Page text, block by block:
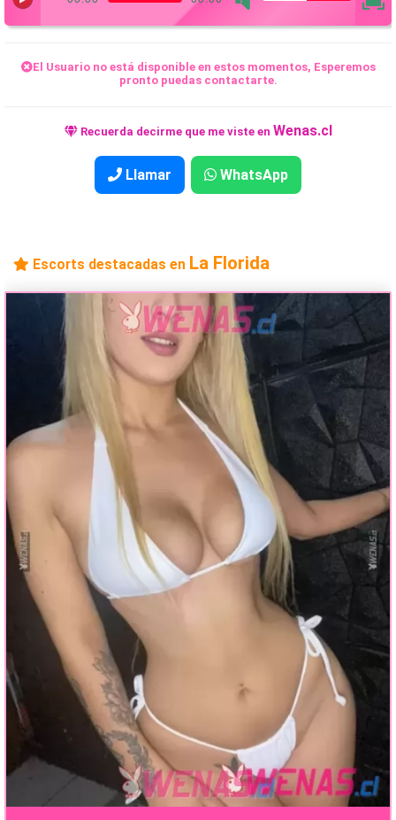
El Usuariono está disponible en estos momentos, Esperemos
pronto puedas contactarte.
Recuerda decirme que me viste en Wenas.cl
Llamar WhatsApp
Escorts destacadas en La Florida